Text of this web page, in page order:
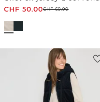
CHF 50.00CHF69.90